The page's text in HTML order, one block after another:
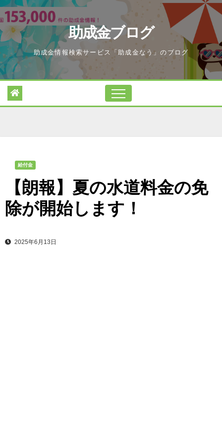
Skip
to
content
助成金ブログ
助成金情報検索サービス「助成金なう」のブログ
給付金
【朗報】夏の水道料金の免
除が開始します！
2025年6月13日